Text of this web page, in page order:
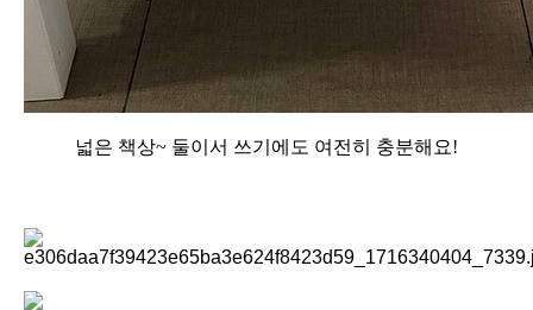
넓은 책상~ 둘이서 쓰기에도 여전히 충분해요!